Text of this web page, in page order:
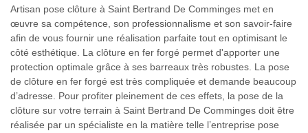
Artisan pose clôture à Saint Bertrand De Comminges met en
œuvre sa compétence, son professionnalisme et son savoir-faire
afin de vous fournir une réalisation parfaite tout en optimisant le
côté esthétique. La clôture en fer forgé permet d'apporter une
protection optimale grâce à ses barreaux très robustes. La pose
de clôture en fer forgé est très compliquée et demande beaucoup
d’adresse. Pour profiter pleinement de ces effets, la pose de la
clôture sur votre terrain à Saint Bertrand De Comminges doit être
réalisée par un spécialiste en la matière telle l’entreprise pose